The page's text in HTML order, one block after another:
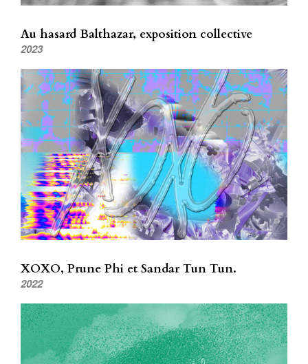
Au hasard Balthazar, exposition collective
2023
XOXO, Prune Phi et Sandar Tun Tun.
2022